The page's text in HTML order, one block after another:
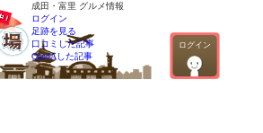
成田・富里 グルメ情報
ログイン
ログイン
足跡を見る
口コミした記事
QandAした記事